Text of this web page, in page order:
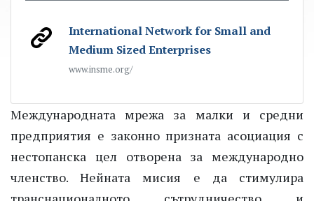
International Network for Small and
Medium Sized Enterprises
www.insme.org/
Международната мрежа за малки и средни
предприятия е законно призната асоциация с
нестопанска цел отворена за международно
членство. Нейната мисия е да стимулира